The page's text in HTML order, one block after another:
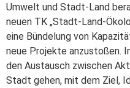
Umwelt und Stadt-Land
neuen TK „Stadt-Land-
eine Bündelung von
neue Projekte anzustoßen.
den Austausch zwischen
Stadt gehen, mit dem Ziel,